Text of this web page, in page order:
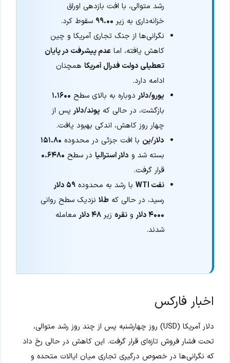
رشد متوالی، با افت بازدهی اوراق
خزانه‌داری به زیر ۹۹.۰۰ سقوط کرد.
نگرانی‌ها از جنگ تجاری آمریکا و چین
کاهش یافته، اماعدم پیشرفت در پایان
تعطیلی دولت فدرال آمریکا همچنان
ادامه دارد.
یورو/دلاردوباره به بالای سطح ۱.۱۶۰۰
بازگشت، در حالی که پوند/دلارپس از
چهار روز کاهش، اندکی بهبود یافت.
دلار/ین با افت جزئی در محدوده ۱۵۱.۸۰
بسته شد و دلار استرالیا در سطح ۰.۶۴۸۰
قرار گرفت.
نفت WTI
با رشد به محدوده۵۹ دلار
رسید، در حالی کهطلا نزدیک سطح روانی
۴۰۰۰ دلار
ونقره زیر۴۸ دلار
معامله
شدند.
اخبار فارکس
دلار آمریکا (USD) روز چهارشنبه پس از چند روز رشد متوالی،
تحت فشار فروش تازه‌ای قرار گرفت. این کاهش در حالی رخ داد
که نگرانی‌ها در خصوص درگیری تجاری میان ایالات متحده و